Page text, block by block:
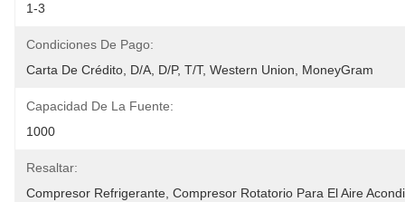
1-3
Condiciones De Pago:
Carta De Crédito, D/A, D/P, T/T, Western Union, MoneyGram
Capacidad De La Fuente:
1000
Resaltar:
Compresor Refrigerante Compresor Rotatorio Para El Aire